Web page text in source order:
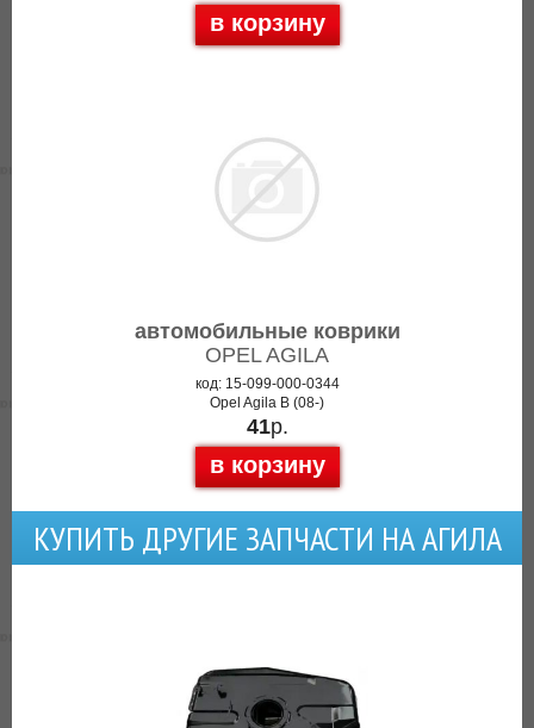
в корзину
автомобильные коврики
OPEL AGILA
код: 15-099-000-0344
Opel Agila B (08-)
41р.
в корзину
КУПИТЬ ДРУГИЕ ЗАПЧАСТИ НА АГИЛА